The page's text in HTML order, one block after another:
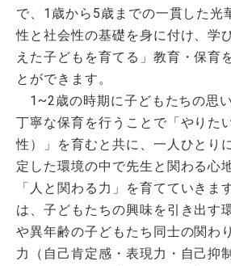
で、1歳から5歳までの一貫した光
性と社会性の基礎を身に付け、学
えた子どもを育てる」教育・保育
とができます。
1~2歳の時期に子どもたちの思
丁寧な保育を行うことで「やりた
性）」を育むと共に、一人ひとり
定した環境の中で先生と関わる心
「人と関わる力」を育てていきま
は、子どもたちの興味を引き出す
や異年齢の子どもたち同士の関わ
力（自己肯定感・表現力・自己抑